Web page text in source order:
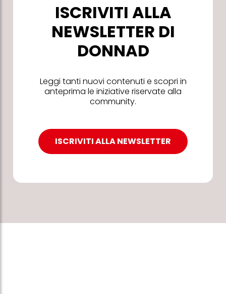
ISCRIVITI ALLA
NEWSLETTER DI
DONNAD
Leggi tanti nuovi contenuti e scopri in
anteprima le iniziative riservate alla
community.
ISCRIVITI ALLA NEWSLETTER